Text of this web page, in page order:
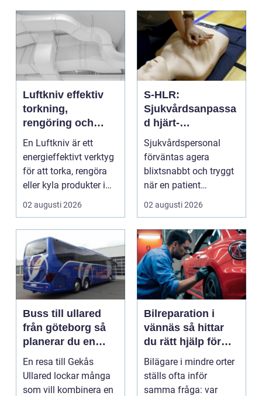
Luftkniv effektiv
torkning,
rengöring och
kylning i modern
industri
En Luftkniv är ett
energieffektivt verktyg
för att torka, rengöra
eller kyla produkter i
rörelse. Te...
02 augusti 2026
S-HLR:
Sjukvårdsanpassa
d hjärt-
lungräddning som
räddar liv
Sjukvårdspersonal
förväntas agera
blixtsnabbt och tryggt
när en patient
drabbas...
02 augusti 2026
Buss till ullared
från göteborg så
planerar du en
smidig
shoppingdag
En resa till Gekås
Ullared lockar många
som vill kombinera en
Bilreparation i
vännäs så hittar
du rätt hjälp för
din bil
Bilägare i mindre orter
ställs ofta inför
samma fråga: var